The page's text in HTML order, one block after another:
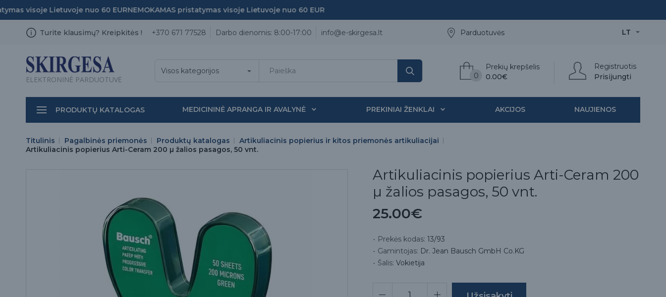
visoje Lietuvoje nuo 60 EURNEMOKAMAS pristatymas visoje Lietuvoje nuo 60 EUR
Turite klausimų? Kreipkitės ! +370 671 77528 Darbo dienomis: 8:00-17:00 info@e-skirgesa.lt LT
Parduotuvės
ELEKTRONINĖ PARDUOTUVĖ
Registruotis
Prisijungti
Prekių krepšelis
0.00€
0
Visos kategorijos
PRODUKTŲ KATALOGAS MEDICININĖ APRANGA IR AVALYNĖ PREKINIAI ŽENKLAI AKCIJOS NAUJIENOS
Titulinis Pagalbinės priemonės Produktų katalogas
Artikuliacinis popierius ir kitos priemonės artikuliacijai
Artikuliacinis popierius Arti-Ceram 200 µ žalios pasagos, 50 vnt.
Artikuliacinis popierius Arti-Ceram 200
µ žalios pasagos, 50 vnt.
25.00€
Prekės kodas: 13/93
Gamintojas: Dr. Jean Bausch GmbH Co.KG
Šalis: Vokietija